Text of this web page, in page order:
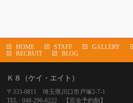
HOME STAFF GALLERY
RECRUIT
BLOG
Ｋ８（ケイ・エイト）
〒333-0811 埼玉県川口市戸塚2-7-1
TEL : 048-296-6222 【完全予約制】